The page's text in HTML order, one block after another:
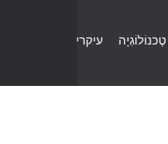
עיקרי טֶכנוֹלוֹגִיָה